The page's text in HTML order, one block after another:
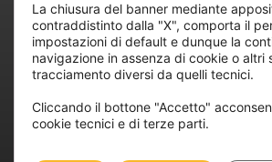
all’attività di direzione e
Informatica”
REA: MI – 194005, P. IVA / CF
rights reserved.
La chiusura del banner mediante
contraddistinto dalla "X", comporta il
impostazioni di default e dunque la
navigazione in assenza di cookie o altri
tracciamento diversi da quelli tecnici.
Cliccando il bottone "Accetto"
cookie tecnici e di terze parti.